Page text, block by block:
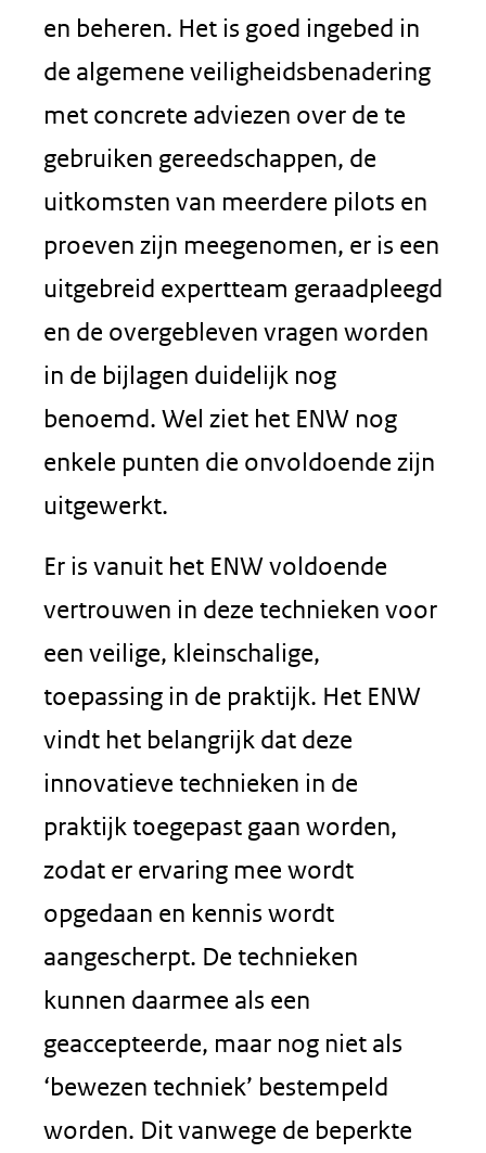
en beheren. Het is goed ingebed in
de algemene veiligheidsbenadering
met concrete adviezen over de te
gebruiken gereedschappen, de
uitkomsten van meerdere pilots en
proeven zijn meegenomen, er is een
uitgebreid expertteam geraadpleegd
en de overgebleven vragen worden
in de bijlagen duidelijk nog
benoemd. Wel ziet het ENW nog
enkele punten die onvoldoende zijn
uitgewerkt.
Er is vanuit het ENW voldoende
vertrouwen in deze technieken voor
een veilige, kleinschalige,
toepassing in de praktijk. Het ENW
vindt het belangrijk dat deze
innovatieve technieken in de
praktijk toegepast gaan worden,
zodat er ervaring mee wordt
opgedaan en kennis wordt
aangescherpt. De technieken
kunnen daarmee als een
geaccepteerde, maar nog niet als
‘bewezen techniek’ bestempeld
worden. Dit vanwege de beperkte